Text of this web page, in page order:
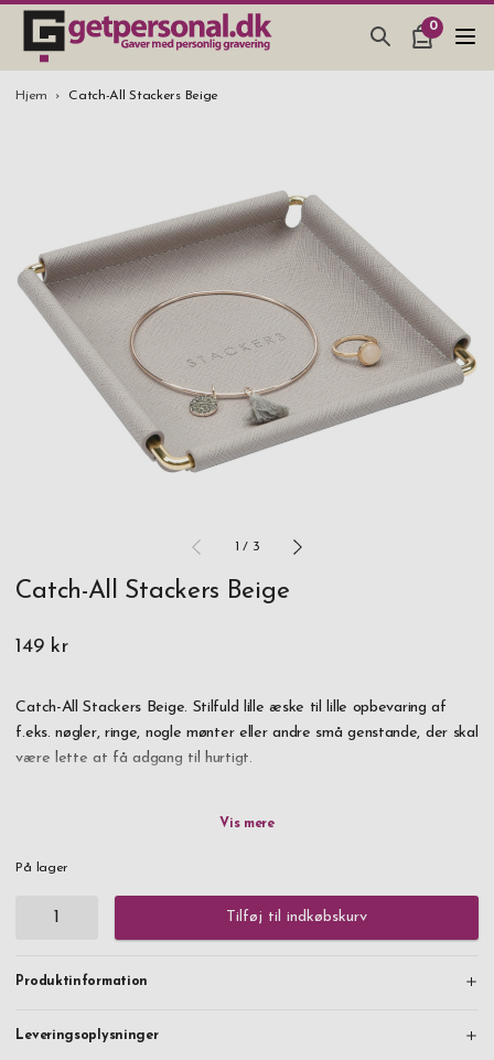
0
GAVEARTIKLAR & TING
BRYLLUPSGAVE 2026
STUDENTERGAVE 2026
Hjem Catch-All Stackers Beige
1 / 3
Catch-All Stackers Beige
149 kr
Catch-All Stackers Beige. Stilfuld lille æske til lille opbevaring af
f.eks. nøgler, ringe, nogle mønter eller andre små genstande, der skal
være lette at få adgang til hurtigt.
Kan ikke graveres.
På lager
Tilføj til indkøbskurv
Produktinformation
Leveringsoplysninger